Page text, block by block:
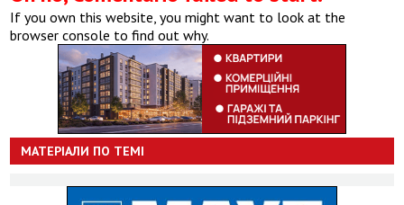
If you own this website, you might want to look at the
browser console to find out why.
МАТЕРІАЛИ ПО ТЕМІ